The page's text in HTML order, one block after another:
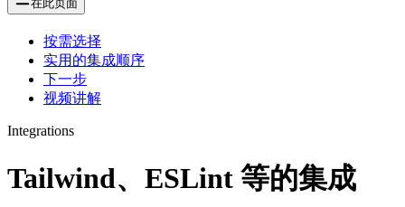
在此页面
按需选择
实用的集成顺序
下一步
视频讲解
Integrations
Tailwind、ESLint 等的集成